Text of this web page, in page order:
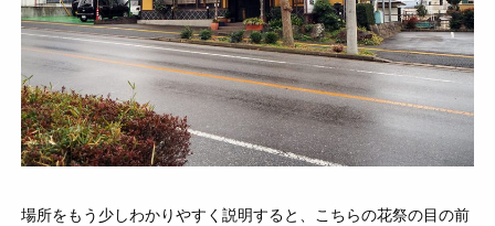
場所をもう少しわかりやすく説明すると、こちらの花祭の目の前